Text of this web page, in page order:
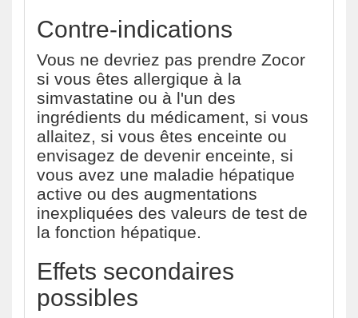
Contre-indications
Vous ne devriez pas prendre Zocor
si vous êtes allergique à la
simvastatine ou à l'un des
ingrédients du médicament, si vous
allaitez, si vous êtes enceinte ou
envisagez de devenir enceinte, si
vous avez une maladie hépatique
active ou des augmentations
inexpliquées des valeurs de test de
la fonction hépatique.
Effets secondaires
possibles